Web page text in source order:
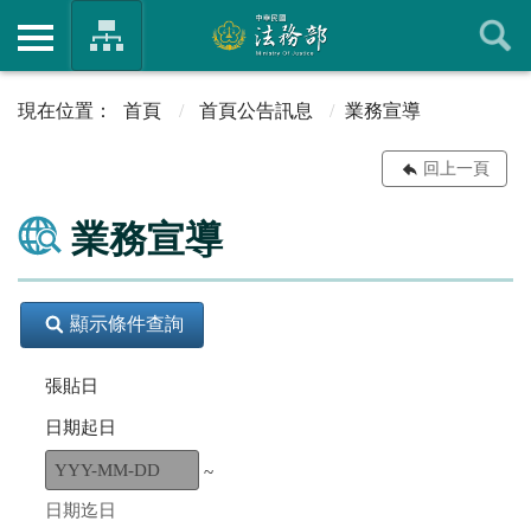
首頁 首頁公告訊息 業務宣導
回上一頁
業務宣導
顯示條件查詢
張貼日
日期起日
~
日期迄日